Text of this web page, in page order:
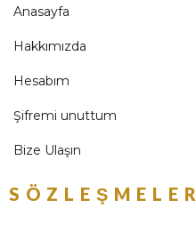
Anasayfa
Hakkımızda
Hesabım
Şifremi unuttum
Bize Ulaşın
SÖZLEŞMELER